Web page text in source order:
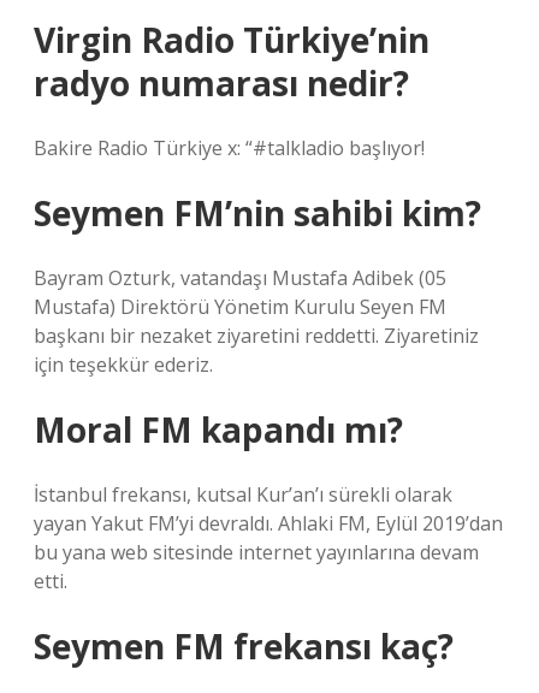
Virgin Radio Türkiye’nin
radyo numarası nedir?
Bakire Radio Türkiye x: “#talkladio başlıyor!
Seymen FM’nin sahibi kim?
Bayram Ozturk, vatandaşı Mustafa Adibek (05
Mustafa) Direktörü Yönetim Kurulu Seyen FM
başkanı bir nezaket ziyaretini reddetti. Ziyaretiniz
için teşekkür ederiz.
Moral FM kapandı mı?
İstanbul frekansı, kutsal Kur’an’ı sürekli olarak
yayan Yakut FM’yi devraldı. Ahlaki FM, Eylül 2019’dan
bu yana web sitesinde internet yayınlarına devam
etti.
Seymen FM frekansı kaç?